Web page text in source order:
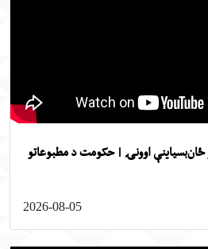
اوونۍ | حکومت د مطبوعاتو
2026-08-05